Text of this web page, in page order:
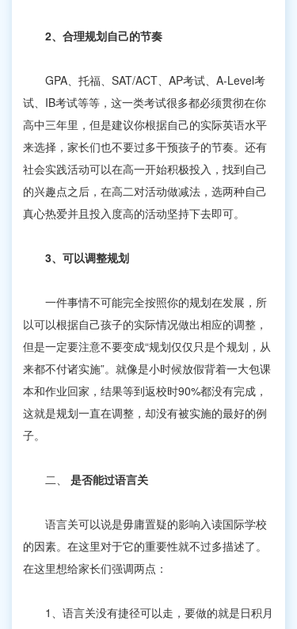
2、 合理规划自己的节奏
GPA、托福、SAT/ACT、AP考试、A-Level考
试、IB考试等等，这一类考试很多都必须贯彻在你
高中三年里，但是建议你根据自己的实际英语水平
来选择，家长们也不要过多干预孩子的节奏。还有
社会实践活动可以在高一开始积极投入，找到自己
的兴趣点之后，在高二对活动做减法，选两种自己
真心热爱并且投入度高的活动坚持下去即可。
3、 可以调整规划
一件事情不可能完全按照你的规划在发展，所
以可以根据自己孩子的实际情况做出相应的调整，
但是一定要注意不要变成“规划仅仅只是个规划，从
来都不付诸实施”。就像是小时候放假背着一大包课
本和作业回家，结果等到返校时90%都没有完成，
这就是规划一直在调整，却没有被实施的最好的例
子。
二、 是否能过语言关
语言关可以说是毋庸置疑的影响入读国际学校
的因素。在这里对于它的重要性就不过多描述了。
在这里想给家长们强调两点：
1、语言关没有捷径可以走，要做的就是日积月